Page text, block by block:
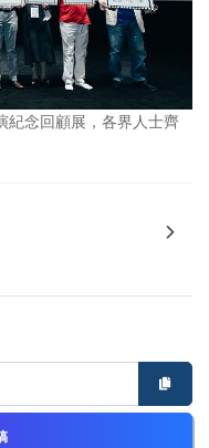
紀念回顧展，各界人士齊